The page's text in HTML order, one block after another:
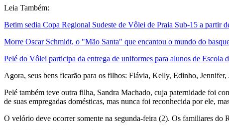
Leia Também:
Betim sedia Copa Regional Sudeste de Vôlei de Praia Sub-15 a partir
Morre Oscar Schmidt, o "Mão Santa" que encantou o mundo do
Pelé do Vôlei participa da entrega de uniformes para alunos de Escola
Agora, seus bens ficarão para os filhos: Flávia, Kelly, Edinho,
Pelé também teve outra filha, Sandra Machado, cuja paternidade foi
de suas empregadas domésticas, mas nunca foi reconhecida por ele,
O velório deve ocorrer somente na segunda-feira (2). Os familiares